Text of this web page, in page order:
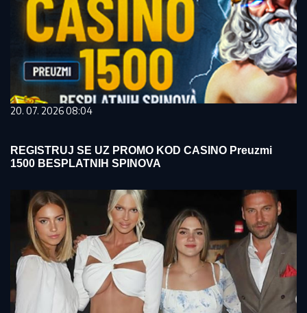
20. 07. 2026 08:04
REGISTRUJ SE UZ PROMO KOD CASINO Preuzmi
1500 BESPLATNIH SPINOVA